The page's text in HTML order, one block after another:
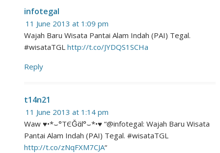
infotegal
11 June 2013 at 1:09 pm
Wajah Baru Wisata Pantai Alam Indah (PAI) Tegal.
#wisataTGLhttp://t.co/JYDQS1SCHa
Reply
t14n21
11 June 2013 at 1:14 pm
Waw ♥•*⌣°TЄǦɑ̈Ɩ°⌣*•♥ “@infotegal: Wajah Baru Wisata
Pantai Alam Indah (PAI) Tegal. #wisataTGL
http://t.co/zNqFXM7CJA“